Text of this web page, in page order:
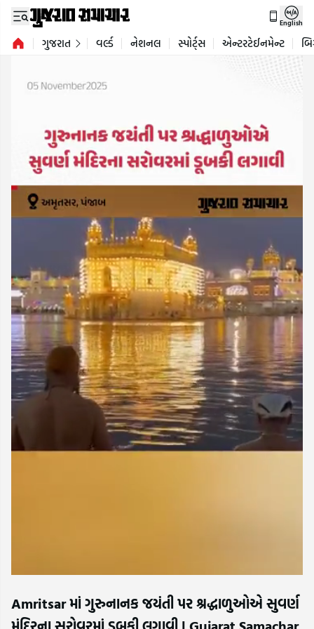
English
ગુજરાત વર્લ્ડ નેશનલ સ્પોર્ટ્સ એન્ટરટેઈનમેન્ટ
Amritsar માં ગુરુનાનક જયંતી પર શ્રદ્ધાળુઓએ સુવર્ણ